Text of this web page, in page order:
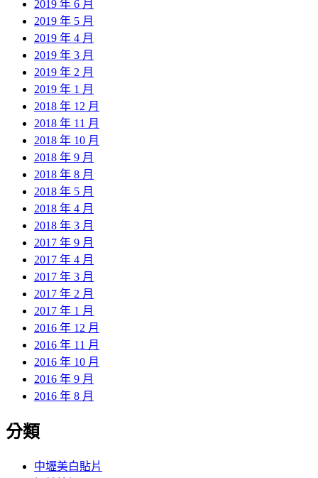
2019 年 6 月
2019 年 5 月
2019 年 4 月
2019 年 3 月
2019 年 2 月
2019 年 1 月
2018 年 12 月
2018 年 11 月
2018 年 10 月
2018 年 9 月
2018 年 8 月
2018 年 5 月
2018 年 4 月
2018 年 3 月
2017 年 9 月
2017 年 4 月
2017 年 3 月
2017 年 2 月
2017 年 1 月
2016 年 12 月
2016 年 11 月
2016 年 10 月
2016 年 9 月
2016 年 8 月
分類
中壢美白貼片